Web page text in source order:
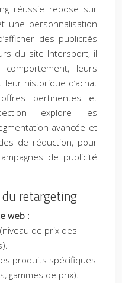
réussie repose sur
une personnalisation
des publicités
du site Intersport, il
leurs
historique d’achat
pertinentes et
explore les
avancée et
de réduction, pour
de publicité
retargeting
web :
de prix des
produits spécifiques
gammes de prix).